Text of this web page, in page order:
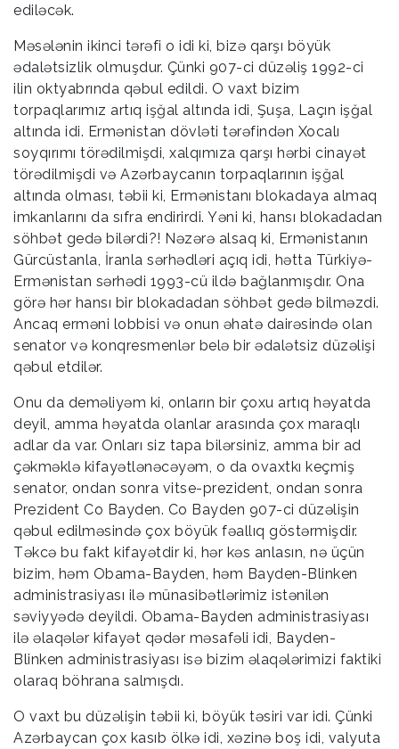
ediləcək.
Məsələnin ikinci tərəfi o idi ki, bizə qarşı böyük
ədalətsizlik olmuşdur. Çünki 907-ci düzəliş 1992-ci
ilin oktyabrında qəbul edildi. O vaxt bizim
torpaqlarımız artıq işğal altında idi, Şuşa, Laçın işğal
altında idi. Ermənistan dövləti tərəfindən Xocalı
soyqırımı törədilmişdi, xalqımıza qarşı hərbi cinayət
törədilmişdi və Azərbaycanın torpaqlarının işğal
altında olması, təbii ki, Ermənistanı blokadaya almaq
imkanlarını da sıfra endirirdi. Yəni ki, hansı blokadadan
söhbət gedə bilərdi?! Nəzərə alsaq ki, Ermənistanın
Gürcüstanla, İranla sərhədləri açıq idi, hətta Türkiyə-
Ermənistan sərhədi 1993-cü ildə bağlanmışdır. Ona
görə hər hansı bir blokadadan söhbət gedə bilməzdi.
Ancaq erməni lobbisi və onun əhatə dairəsində olan
senator və konqresmenlər belə bir ədalətsiz düzəlişi
qəbul etdilər.
Onu da deməliyəm ki, onların bir çoxu artıq həyatda
deyil, amma həyatda olanlar arasında çox maraqlı
adlar da var. Onları siz tapa bilərsiniz, amma bir ad
çəkməklə kifayətlənəcəyəm, o da ovaxtkı keçmiş
senator, ondan sonra vitse-prezident, ondan sonra
Prezident Co Bayden. Co Bayden 907-ci düzəlişin
qəbul edilməsində çox böyük fəallıq göstərmişdir.
Təkcə bu fakt kifayətdir ki, hər kəs anlasın, nə üçün
bizim, həm Obama-Bayden, həm Bayden-Blinken
administrasiyası ilə münasibətlərimiz istənilən
səviyyədə deyildi. Obama-Bayden administrasiyası
ilə əlaqələr kifayət qədər məsafəli idi, Bayden-
Blinken administrasiyası isə bizim əlaqələrimizi faktiki
olaraq böhrana salmışdı.
O vaxt bu düzəlişin təbii ki, böyük təsiri var idi. Çünki
Azərbaycan çox kasıb ölkə idi, xəzinə boş idi, valyuta